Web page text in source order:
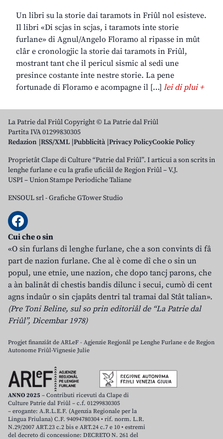
Un libri su la storie dai taramots in Friûl nol esisteve.
Il libri «Di scjas in scjas, i taramots inte storie
furlane» di Agnul/Angelo Floramo al ripasse in mût
clâr e cronologjic la storie dai taramots in Friûl,
mostrant tant che il pericul sismic al sedi une
presince costante inte nestre storie. La pene
fortunade di Floramo e acompagne il […] lei di plui +
La Patrie dal Friûl Copyright © La Patrie dal Friûl
Partita IVA 01299830305
Redazion RSS/XML Pubblicità Privacy PolicyCookie Policy
Proprietât Clape di Culture “Patrie dal Friûl”. I articui a son scrits in
lenghe furlane e cu la grafie uficiâl de Regjon Friûl – V.J.
USPI – Union Stampe Periodiche Taliane
ENSOUL srl-Grafiche GTower Studio
Cui che o sin
«O sin furlans di lenghe furlane, che a son convints di fâ
part de nazion furlane. Che al è come dî che o sin un
popul, une etnie, une nazion, che dopo tancj parons, che
a àn balinât di chestis bandis dilunc i secui, cumò di cent
agns indaûr o sin cjapâts dentri tal tramai dal Stât talian».
(Pre Toni Beline, sul so prin editoriâl de “La Patrie dal
Friûl”, Dicembar 1978)
Progjet finanziât de ARLeF - Agjenzie Regjonâl pe Lenghe Furlane e de Regjon
Autonome Friûl-Vignesie Julie
ANNO 2025 – Contributi ricevuti da Clape di
Culture Patrie dal Friûl – c.f. 01299830305
– erogante: A.R.L.E.F. (Agenzia Regionale per la
Lingua Friulana) C.F. 94094780304 • rif. norm. L.R.
N.29/2007 ART.23 c.2 bis e ART.24 c.7 e 10 • estremi
del decreto di concessione: DECRETO N. 261 del